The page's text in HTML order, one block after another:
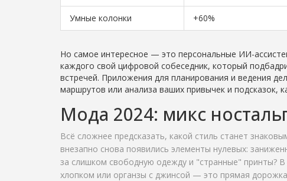
Умные колонки +60%
Но самое интересное — это персональные ИИ-
каждого свой цифровой собеседник, который
встречей. Приложения для планирования и ведения
маршрутов или анализа ваших привычек и подсказок,
Мода 2024: микс
Всё сложнее предсказать, какой стиль станет
внезапно снова появились элементы нулевых:
за слишком свободную одежду и "странные" принты?
хлопком или органзы с джинсой — это прямая